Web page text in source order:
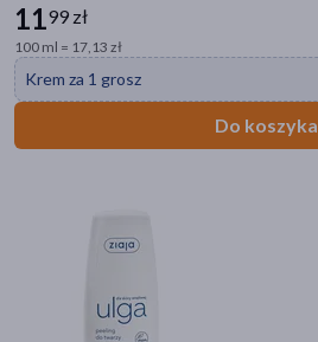
1199 zł
100 ml = 17,13 zł
Krem za 1 grosz
Do koszyka